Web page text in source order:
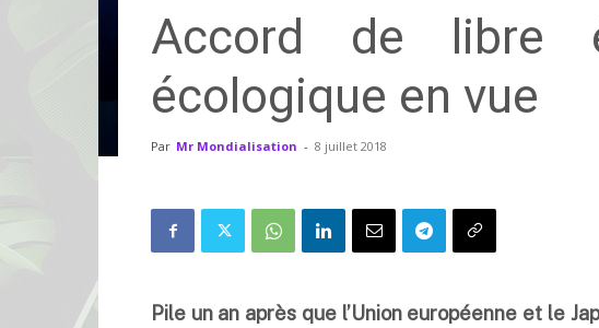
Accord de libre
écologique en vue
Par Mr Mondialisation - 8 juillet 2018
Pile un an après que l’Union européenne et le